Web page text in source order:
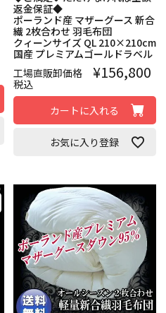
返金保証◆
ポーランド産 マザーグース 新合
繊 2枚合わせ 羽毛布団
クィーンサイズ QL 210×210cm
国産 プレミアムゴールドラベル
工場直販卸価格
¥156,800
税込
カートに入れる
お気に入り登録